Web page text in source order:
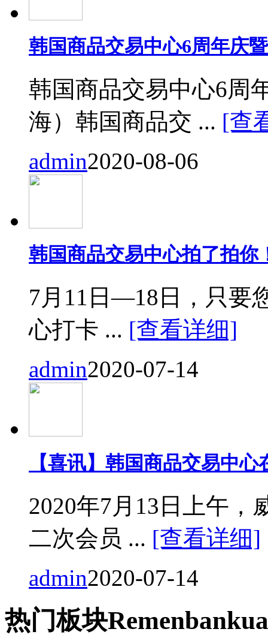
韩国商品交易中心6周年庆
韩国商品交易中心6周
海）韩国商品交 ... [查
admin2020-08-06
韩国商品交易中心拍了拍你
7月11日—18日，只要
心打卡 ... [查看详细]
admin2020-07-14
【喜讯】韩国商品交易中
2020年7月13日上午，
二次会员 ... [查看详细]
admin2020-07-14
热门板块Remen